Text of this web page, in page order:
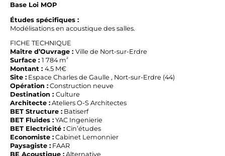
Base Loi MOP
Études spécifiques :
Modélisations en acoustique des salles.
FICHE TECHNIQUE
Maître d’Ouvrage : Ville de Nort-sur-Erdre
Surface : 1 784 m²
Montant : 4.5 M€
Site : Espace Charles de Gaulle , Nort-sur-Erdre (44)
Opération : Construction neuve
Destination : Culture
Architecte : Ateliers O-S Architectes
BET Structure : Batiserf
BET Fluides : YAC Ingenierie
BET Electricité : Cin’études
Economiste : Cabinet Lemonnier
Paysagiste : FAAR
BE Acoustique : Alternative